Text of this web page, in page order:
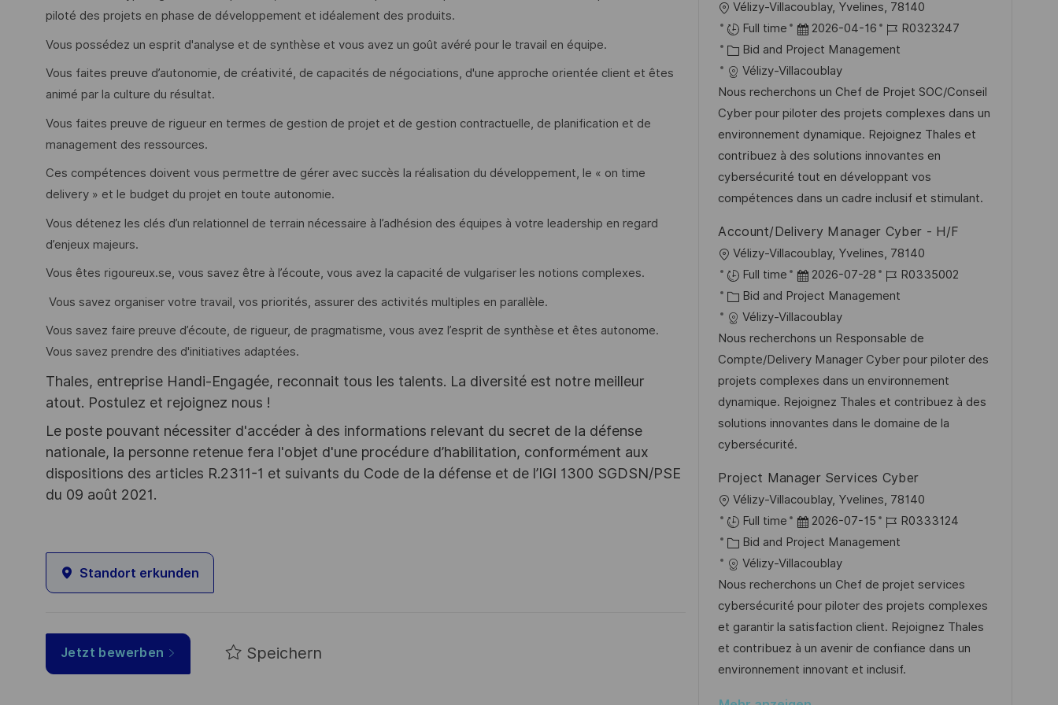
piloté des projets en phase de développement et idéalement des produits.
Vous possédez un esprit d'analyse et de synthèse et vous avez un goût avéré pour le travail en équipe.
Vous faites preuve d’autonomie, de créativité, de capacités de négociations, d'une approche orientée client et êtes
animé par la culture du résultat.
Vous faites preuve de rigueur en termes de gestion de projet et de gestion contractuelle, de planification et de
management des ressources.
Ces compétences doivent vous permettre de gérer avec succès la réalisation du développement, le « on time
delivery » et le budget du projet en toute autonomie.
Vous détenez les clés d’un relationnel de terrain nécessaire à l’adhésion des équipes à votre leadership en regard
d’enjeux majeurs.
Vous êtes rigoureux.se, vous savez être à l’écoute, vous avez la capacité de vulgariser les notions complexes.
Vous savez organiser votre travail, vos priorités, assurer des activités multiples en parallèle.
Vous savez faire preuve d’écoute, de rigueur, de pragmatisme, vous avez l’esprit de synthèse et êtes autonome.
Vous savez prendre des d'initiatives adaptées.
Thales, entreprise Handi-Engagée, reconnait tous les talents. La diversité est notre meilleur
atout. Postulez et rejoignez nous !
Le poste pouvant nécessiter d'accéder à des informations relevant du secret de la défense
nationale, la personne retenue fera l'objet d'une procédure d’habilitation, conformément aux
dispositions des articles R.2311-1 et suivants du Code de la défense et de l’IGI 1300 SGDSN/PSE
du 09 août 2021.
Standort erkunden
Jetzt bewerben Speichern
f
f
e
n
t
l
i
c
h
u
n
g
O
r
t
Vélizy-Villacoublay, Yvelines, 78140
Full time
D
a
t
u
m
d
e
r
V
r
ö
f
f
e
n
t
l
i
c
h
u
n
g
2026-04-16
J
o
-
I
D
R0323247
K
a
t
e
g
o
r
i
Bid and Project Management
Vélizy-Villacoublay
Nous recherchons un Chef de Projet SOC/Conseil
Cyber pour piloter des projets complexes dans un
environnement dynamique. Rejoignez Thales et
contribuez à des solutions innovantes en
cybersécurité tout en développant vos
compétences dans un cadre inclusif et stimulant.
Account/Delivery Manager Cyber - H/F
O
r
t
Vélizy-Villacoublay, Yvelines, 78140
Full time
D
a
t
u
m
d
e
r
V
r
ö
f
f
e
n
t
l
i
c
h
2026-07-28
J
o
-
I
D
R0335002
K
a
t
e
g
o
r
i
Bid and Project Management
Vélizy-Villacoublay
Nous recherchons un Responsable de
Compte/Delivery Manager Cyber pour piloter des
projets complexes dans un environnement
dynamique. Rejoignez Thales et contribuez à des
solutions innovantes dans le domaine de la
cybersécurité.
Project Manager Services Cyber
O
r
t
Vélizy-Villacoublay, Yvelines, 78140
Full time
D
a
t
u
m
d
e
r
2026-07-15
J
o
-
I
D
R0333124
K
a
t
e
g
o
r
Bid and Project Management
Vélizy-Villacoublay
Nous recherchons un Chef de projet services
cybersécurité pour piloter des projets complexes
et garantir la satisfaction client. Rejoignez Thales
et contribuez à un avenir de confiance dans un
environnement innovant et inclusif.